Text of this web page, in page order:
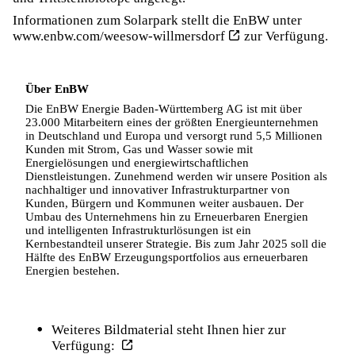
Informationen zum Solarpark stellt die EnBW unter
www.enbw.com/weesow-willmersdorf
zur Verfügung.
Über EnBW
Die EnBW Energie Baden-Württemberg AG ist mit über
23.000 Mitarbeitern eines der größten Energieunternehmen
in Deutschland und Europa und versorgt rund 5,5 Millionen
Kunden mit Strom, Gas und Wasser sowie mit
Energielösungen und energiewirtschaftlichen
Dienstleistungen. Zunehmend werden wir unsere Position als
nachhaltiger und innovativer Infrastrukturpartner von
Kunden, Bürgern und Kommunen weiter ausbauen. Der
Umbau des Unternehmens hin zu Erneuerbaren Energien
und intelligenten Infrastrukturlösungen ist ein
Kernbestandteil unserer Strategie. Bis zum Jahr 2025 soll die
Hälfte des EnBW Erzeugungsportfolios aus erneuerbaren
Energien bestehen.
Weiteres Bildmaterial steht Ihnen hier zur
Verfügung: